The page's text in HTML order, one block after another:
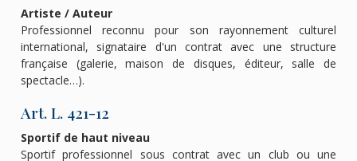
Artiste / Auteur
Professionnel reconnu pour son rayonnement culturel
international, signataire d'un contrat avec une structure
française (galerie, maison de disques, éditeur, salle de
spectacle…).
Art. L. 421-12
Sportif de haut niveau
Sportif professionnel sous contrat avec un club ou une